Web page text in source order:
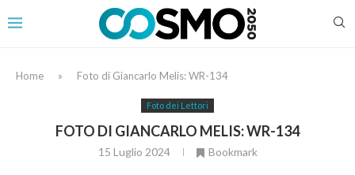
Home » Foto di Giancarlo Melis: WR-134
Foto dei Lettori
FOTO DI GIANCARLO MELIS: WR-134
15 Luglio 2024 Bookmark